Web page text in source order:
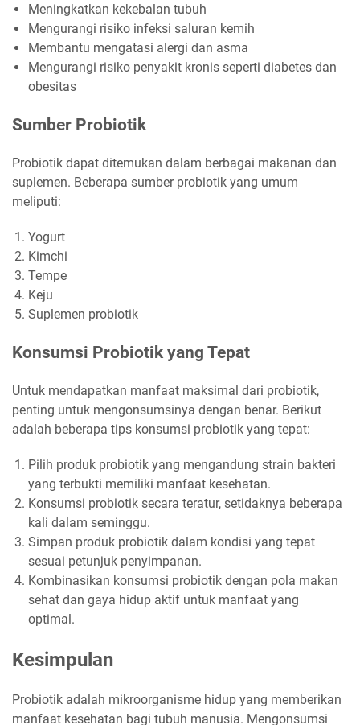
Meningkatkan kekebalan tubuh
Mengurangi risiko infeksi saluran kemih
Membantu mengatasi alergi dan asma
Mengurangi risiko penyakit kronis seperti diabetes dan
obesitas
Sumber Probiotik
Probiotik dapat ditemukan dalam berbagai makanan dan
suplemen. Beberapa sumber probiotik yang umum
meliputi:
Yogurt
Kimchi
Tempe
Keju
Suplemen probiotik
Konsumsi Probiotik yang Tepat
Untuk mendapatkan manfaat maksimal dari probiotik,
penting untuk mengonsumsinya dengan benar. Berikut
adalah beberapa tips konsumsi probiotik yang tepat:
Pilih produk probiotik yang mengandung strain bakteri
yang terbukti memiliki manfaat kesehatan.
Konsumsi probiotik secara teratur, setidaknya beberapa
kali dalam seminggu.
Simpan produk probiotik dalam kondisi yang tepat
sesuai petunjuk penyimpanan.
Kombinasikan konsumsi probiotik dengan pola makan
sehat dan gaya hidup aktif untuk manfaat yang
optimal.
Kesimpulan
Probiotik adalah mikroorganisme hidup yang memberikan
manfaat kesehatan bagi tubuh manusia. Mengonsumsi